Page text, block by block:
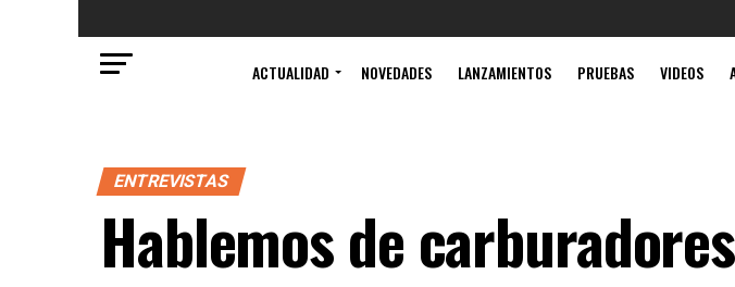
ACTUALIDAD NOVEDADES LANZAMIENTOS PRUEBAS VIDEOS
ENTREVISTAS
Hablemos de carburadores